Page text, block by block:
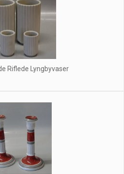
Riflede Lyngbyvaser